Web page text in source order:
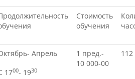
Стоимость
обучения
Апрель
1700- 1930
1 пред.-
10 000-00
112